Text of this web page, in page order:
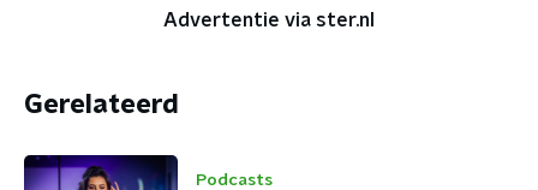
Advertentie via ster.nl
Gerelateerd
Podcasts